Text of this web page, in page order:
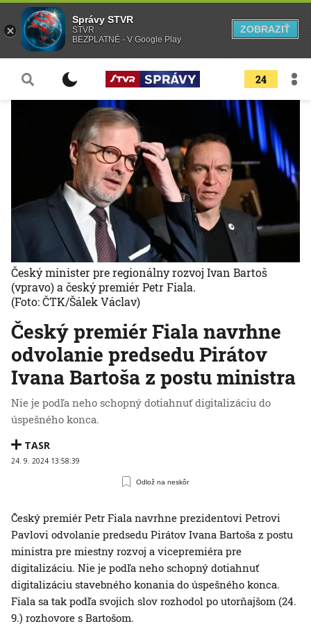
24
Český premiér Fiala navrhne
odvolanie predsedu Pirátov
Ivana Bartoša z postu ministra
Nie je podľa neho schopný dotiahnuť digitalizáciu do
úspešného konca.
TASR
24. 9. 2024 13:58:39
Odlož na neskôr
Český minister pre regionálny rozvoj Ivan Bartoš
(vpravo) a český premiér Petr Fiala.
(Foto: ČTK/Šálek Václav)
Český premiér Petr Fiala navrhne prezidentovi Petrovi
Pavlovi odvolanie predsedu Pirátov Ivana Bartoša z postu
ministra pre miestny rozvoj a vicepremiéra pre
digitalizáciu. Nie je podľa neho schopný dotiahnuť
digitalizáciu stavebného konania do úspešného konca.
Fiala sa tak podľa svojich slov rozhodol po utorňajšom (24.
9.) rozhovore s Bartošom.
Správy STVR
STVR
BEZPLATNÉ - V Google Play
ZOBRAZIŤ